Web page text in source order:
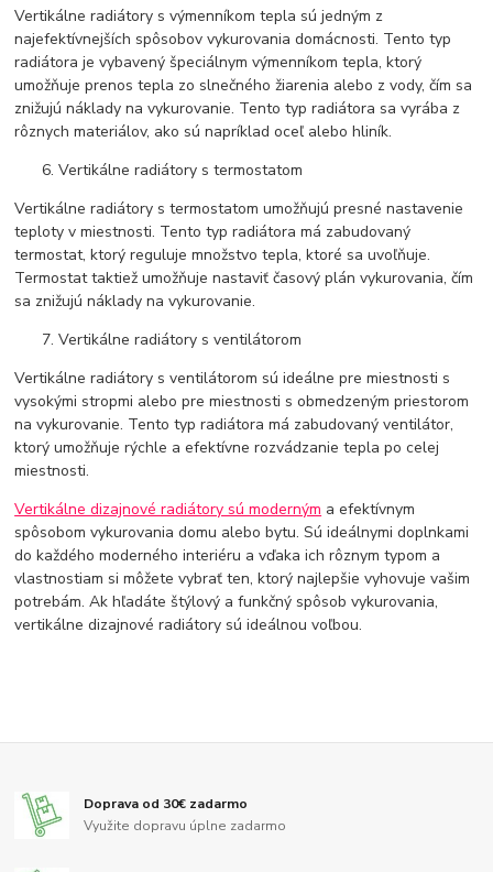
Vertikálne radiátory s výmenníkom tepla sú jedným z
najefektívnejších spôsobov vykurovania domácnosti. Tento typ
radiátora je vybavený špeciálnym výmenníkom tepla, ktorý
umožňuje prenos tepla zo slnečného žiarenia alebo z vody, čím sa
znižujú náklady na vykurovanie. Tento typ radiátora sa vyrába z
rôznych materiálov, ako sú napríklad oceľ alebo hliník.
Vertikálne radiátory s termostatom
Vertikálne radiátory s termostatom umožňujú presné nastavenie
teploty v miestnosti. Tento typ radiátora má zabudovaný
termostat, ktorý reguluje množstvo tepla, ktoré sa uvoľňuje.
Termostat taktiež umožňuje nastaviť časový plán vykurovania, čím
sa znižujú náklady na vykurovanie.
Vertikálne radiátory s ventilátorom
Vertikálne radiátory s ventilátorom sú ideálne pre miestnosti s
vysokými stropmi alebo pre miestnosti s obmedzeným priestorom
na vykurovanie. Tento typ radiátora má zabudovaný ventilátor,
ktorý umožňuje rýchle a efektívne rozvádzanie tepla po celej
miestnosti.
Vertikálne dizajnové radiátory sú moderným a efektívnym
spôsobom vykurovania domu alebo bytu. Sú ideálnymi doplnkami
do každého moderného interiéru a vďaka ich rôznym typom a
vlastnostiam si môžete vybrať ten, ktorý najlepšie vyhovuje vašim
potrebám. Ak hľadáte štýlový a funkčný spôsob vykurovania,
vertikálne dizajnové radiátory sú ideálnou voľbou.
Doprava od 30€ zadarmo
Využite dopravu úplne zadarmo